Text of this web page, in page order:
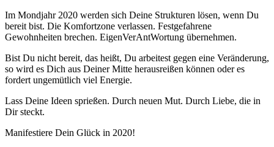
Im Mondjahr 2020 werden sich Deine Strukturen lösen, wenn Du
bereit bist. Die Komfortzone verlassen. Festgefahrene
Gewohnheiten brechen. EigenVerAntWortung übernehmen.
Bist Du nicht bereit, das heißt, Du arbeitest gegen eine Veränderung,
so wird es Dich aus Deiner Mitte herausreißen können oder es
fordert ungemütlich viel Energie.
Lass Deine Ideen sprießen. Durch neuen Mut. Durch Liebe, die in
Dir steckt.
Manifestiere Dein Glück in 2020!